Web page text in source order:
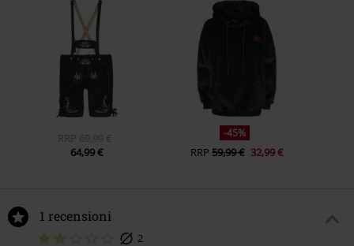
RRP 69,99 €
64,99 €
-45%
RRP 59,99 € 32,99 €
1 recensioni
2